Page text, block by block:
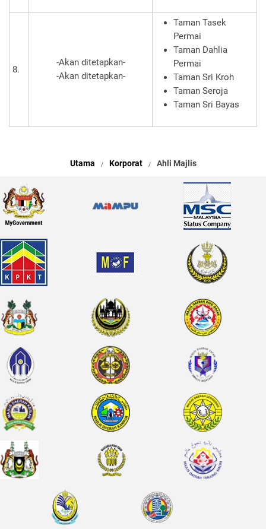
8.
-Akan ditetapkan-
-Akan ditetapkan-
Taman Tasek
Permai
Taman Dahlia
Permai
Taman Sri Kroh
Taman Seroja
Taman Sri Bayas
Utama Korporat Ahli Majlis